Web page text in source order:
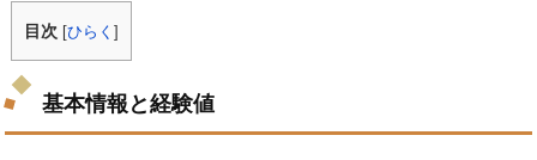
目次 [ひらく]
基本情報と経験値